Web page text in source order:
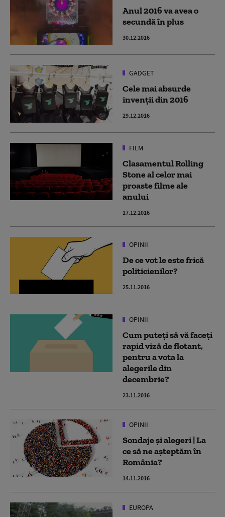
Anul 2016 va avea o
secundă în plus
30.12.2016
GADGET
Cele mai absurde
invenții din 2016
29.12.2016
FILM
Clasamentul Rolling
Stone al celor mai
proaste filme ale
anului
17.12.2016
OPINII
De ce vot le este frică
politicienilor?
25.11.2016
OPINII
Cum puteți să vă faceți
rapid viză de flotant,
pentru a vota la
alegerile din
decembrie?
23.11.2016
OPINII
Sondaje și alegeri | La
ce să ne așteptăm în
România?
14.11.2016
EUROPA